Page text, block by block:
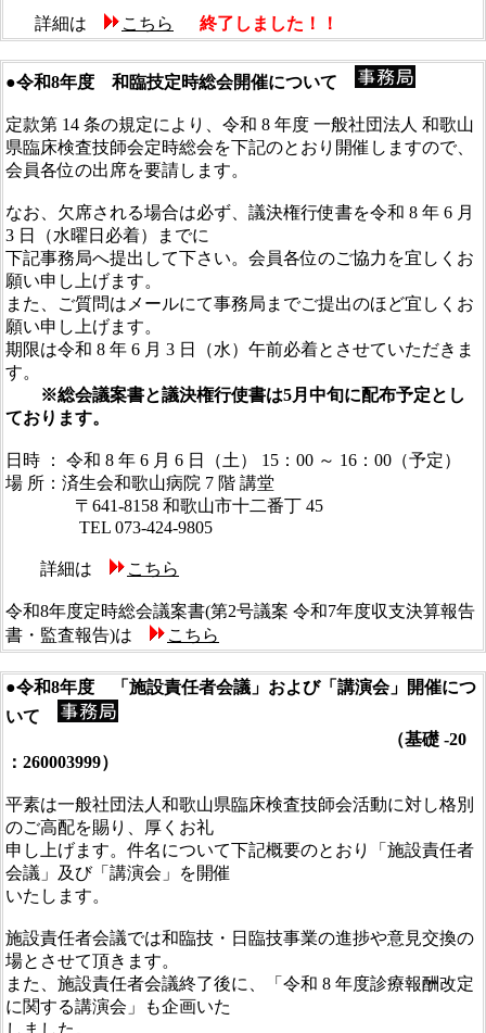
詳細は
こちら 終了しました！！
●令和8年度 和臨技定時総会開催について
定款第 14 条の規定により、令和 8 年度 一般社団法人 和歌山
県臨床検査技師会定時総会を下記のとおり開催しますので、
会員各位の出席を要請します。
なお、欠席される場合は必ず、議決権行使書を令和 8 年 6 月
3 日（水曜日必着）までに
下記事務局へ提出して下さい。会員各位のご協力を宜しくお
願い申し上げます。
また、ご質問はメールにて事務局までご提出のほど宜しくお
願い申し上げます。
期限は令和 8 年 6 月 3 日（水）午前必着とさせていただきま
す。
※総会議案書と議決権行使書は5月中旬に配布予定とし
ております。
日時 ： 令和 8 年 6 月 6 日（土） 15：00 ～ 16：00（予定）
場 所：済生会和歌山病院 7 階 講堂
〒641-8158 和歌山市十二番丁 45
TEL 073-424-9805
詳細は こちら
令和8年度定時総会議案書(第2号議案 令和7年度収支決算報告
書・監査報告)は
こちら
●令和8年度 「施設責任者会議」および「講演会」開催につ
いて
（基礎 -20
：260003999）
平素は一般社団法人和歌山県臨床検査技師会活動に対し格別
のご高配を賜り、厚くお礼
申し上げます。件名について下記概要のとおり「施設責任者
会議」及び「講演会」を開催
いたします。
施設責任者会議では和臨技・日臨技事業の進捗や意見交換の
場とさせて頂きます。
また、施設責任者会議終了後に、「令和 8 年度診療報酬改定
に関する講演会」も企画いた
しました。